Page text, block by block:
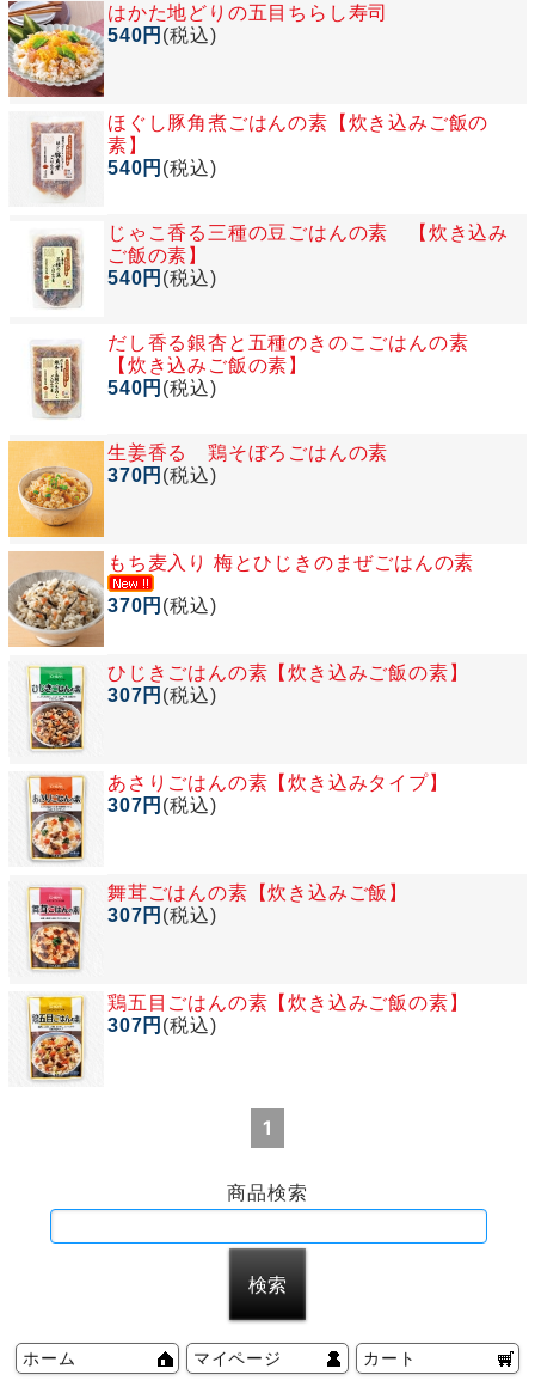
はかた地どりの五目ちらし寿司
540円 (税込)
ほぐし豚角煮ごはんの素【炊き込みご飯の
素】
540円 (税込)
じゃこ香る三種の豆ごはんの素 【炊き込み
ご飯の素】
540円 (税込)
だし香る銀杏と五種のきのこごはんの素
【炊き込みご飯の素】
540円 (税込)
生姜香る 鶏そぼろごはんの素
370円 (税込)
もち麦入り 梅とひじきのまぜごはんの素
370円 (税込)
ひじきごはんの素【炊き込みご飯の素】
307円 (税込)
あさりごはんの素【炊き込みタイプ】
307円 (税込)
舞茸ごはんの素【炊き込みご飯】
307円 (税込)
鶏五目ごはんの素【炊き込みご飯の素】
307円 (税込)
1
商品検索
ホーム マイページ カート